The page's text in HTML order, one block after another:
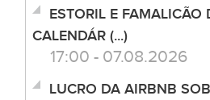
ESTORIL E
CALENDÁR (...)
17:00 - 07.08.2026
LUCRO DA AIRBNB